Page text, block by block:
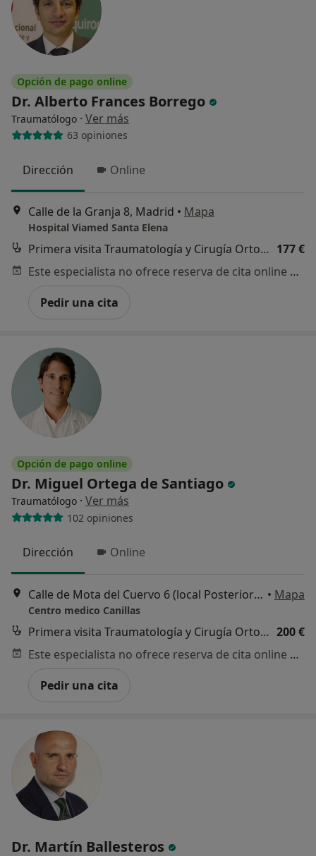
Opción de pago online
Dr. Alberto Frances Borrego
Traumatólogo · Ver más
63 opiniones
Dirección Online
Calle de la Granja 8, Madrid • Mapa
Hospital Viamed Santa Elena
Primera visita Traumatología y Cirugía Ortopédica 177 €
Este especialista no ofrece reserva de cita online en esta dirección.
Pedir una cita
Opción de pago online
Dr. Miguel Ortega de Santiago
Traumatólogo · Ver más
102 opiniones
Dirección Online
Calle de Mota del Cuervo 6 (local Posterior Por Avda. Machupichu), Madrid • Mapa
Centro medico Canillas
Primera visita Traumatología y Cirugía Ortopédica 200 €
Este especialista no ofrece reserva de cita online en esta dirección.
Pedir una cita
Dr. Martín Ballesteros